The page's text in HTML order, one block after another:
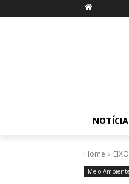
Home
Meio